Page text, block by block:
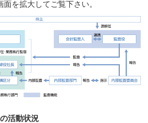
面を拡大してご覧下さい。
活動状況